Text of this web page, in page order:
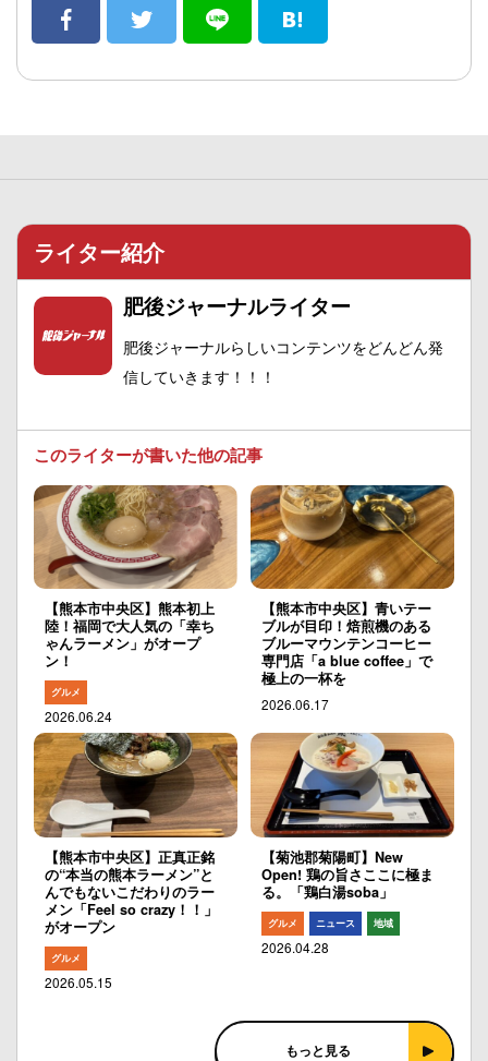
ライター紹介
肥後ジャーナルライター
肥後ジャーナルらしいコンテンツをどんどん発
信していきます！！！
このライターが書いた他の記事
【熊本市中央区】熊本初上
陸！福岡で大人気の「幸ち
ゃんラーメン」がオープ
ン！
グルメ
2026.06.24
【熊本市中央区】青いテー
ブルが目印！焙煎機のある
ブルーマウンテンコーヒー
専門店「a blue coffee」で
極上の一杯を
2026.06.17
【熊本市中央区】正真正銘
の“本当の熊本ラーメン”と
んでもないこだわりのラー
メン「Feel so crazy！！」
がオープン
グルメ
2026.05.15
【菊池郡菊陽町】New
Open! 鶏の旨さここに極ま
る。「鶏白湯soba」
グルメ ニュース 地域
2026.04.28
もっと見る